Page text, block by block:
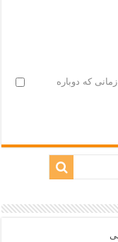
که دوباره